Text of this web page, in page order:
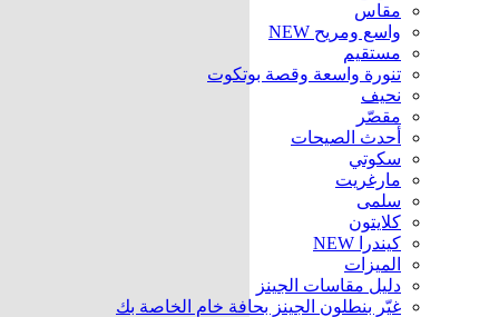
مقاس
واسع ومريح NEW
مستقيم
تنورة واسعة وقصة بوتكوت
نحيف
مقصّر
أحدث الصيحات
سكوتي
مارغريت
سلمى
كلايتون
كيندرا NEW
الميزات
دليل مقاسات الجينز
غيّر بنطلون الجينز بحافة خام الخاصة بك